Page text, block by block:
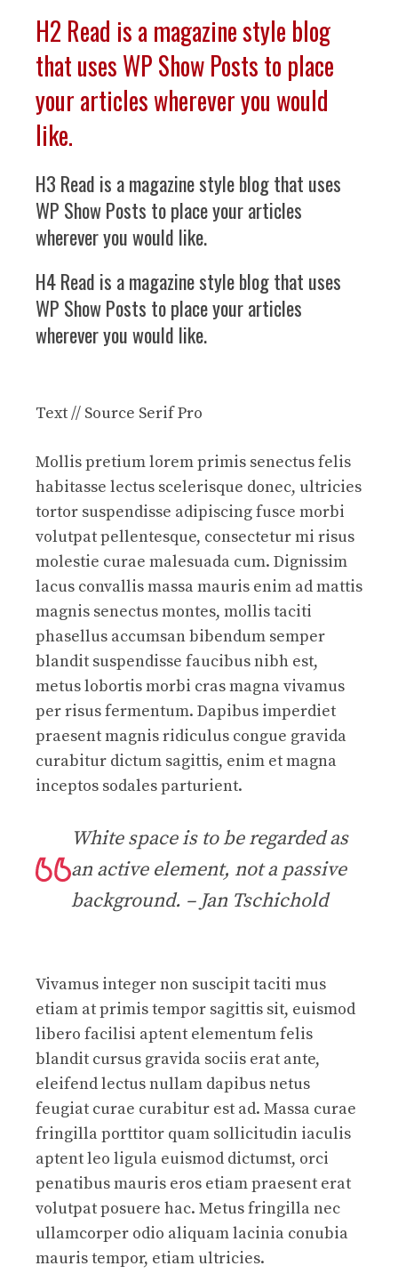
H2 Read is a magazine style blog
that uses WP Show Posts to place
your articles wherever you would
like.
H3 Read is a magazine style blog that uses
WP Show Posts to place your articles
wherever you would like.
H4 Read is a magazine style blog that uses
WP Show Posts to place your articles
wherever you would like.
Text // Source Serif Pro
Mollis pretium lorem primis senectus felis
habitasse lectus scelerisque donec, ultricies
tortor suspendisse adipiscing fusce morbi
volutpat pellentesque, consectetur mi risus
molestie curae malesuada cum. Dignissim
lacus convallis massa mauris enim ad mattis
magnis senectus montes, mollis taciti
phasellus accumsan bibendum semper
blandit suspendisse faucibus nibh est,
metus lobortis morbi cras magna vivamus
per risus fermentum. Dapibus imperdiet
praesent magnis ridiculus congue gravida
curabitur dictum sagittis, enim et magna
inceptos sodales parturient.
White space is to be regarded as
an active element, not a passive
background. – Jan Tschichold
Vivamus integer non suscipit taciti mus
etiam at primis tempor sagittis sit, euismod
libero facilisi aptent elementum felis
blandit cursus gravida sociis erat ante,
eleifend lectus nullam dapibus netus
feugiat curae curabitur est ad. Massa curae
fringilla porttitor quam sollicitudin iaculis
aptent leo ligula euismod dictumst, orci
penatibus mauris eros etiam praesent erat
volutpat posuere hac. Metus fringilla nec
ullamcorper odio aliquam lacinia conubia
mauris tempor, etiam ultricies.